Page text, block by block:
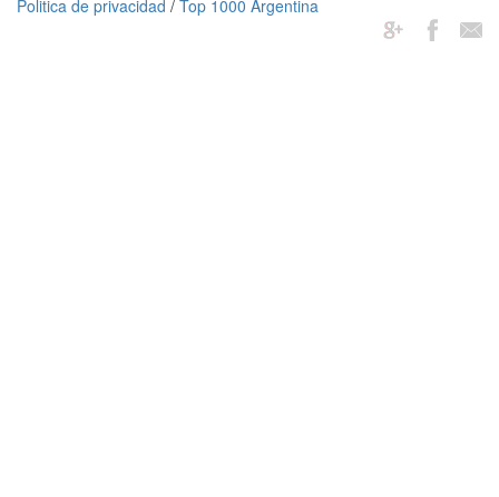
Politica de privacidad / Top 1000 Argentina